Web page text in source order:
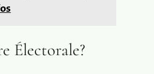
Électorale?